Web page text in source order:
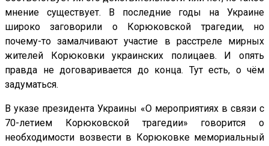
мнение существует. В последние годы на Украине
широко заговорили о Корюковской трагедии, но
почему-то замалчивают участие в расстреле мирных
жителей Корюковки украинских полицаев. И опять
правда не договаривается до конца. Тут есть, о чём
задуматься.
В указе президента Украины «О мероприятиях в связи с
70-летием Корюковской трагедии» говорится о
необходимости возвести в Корюковке мемориальный